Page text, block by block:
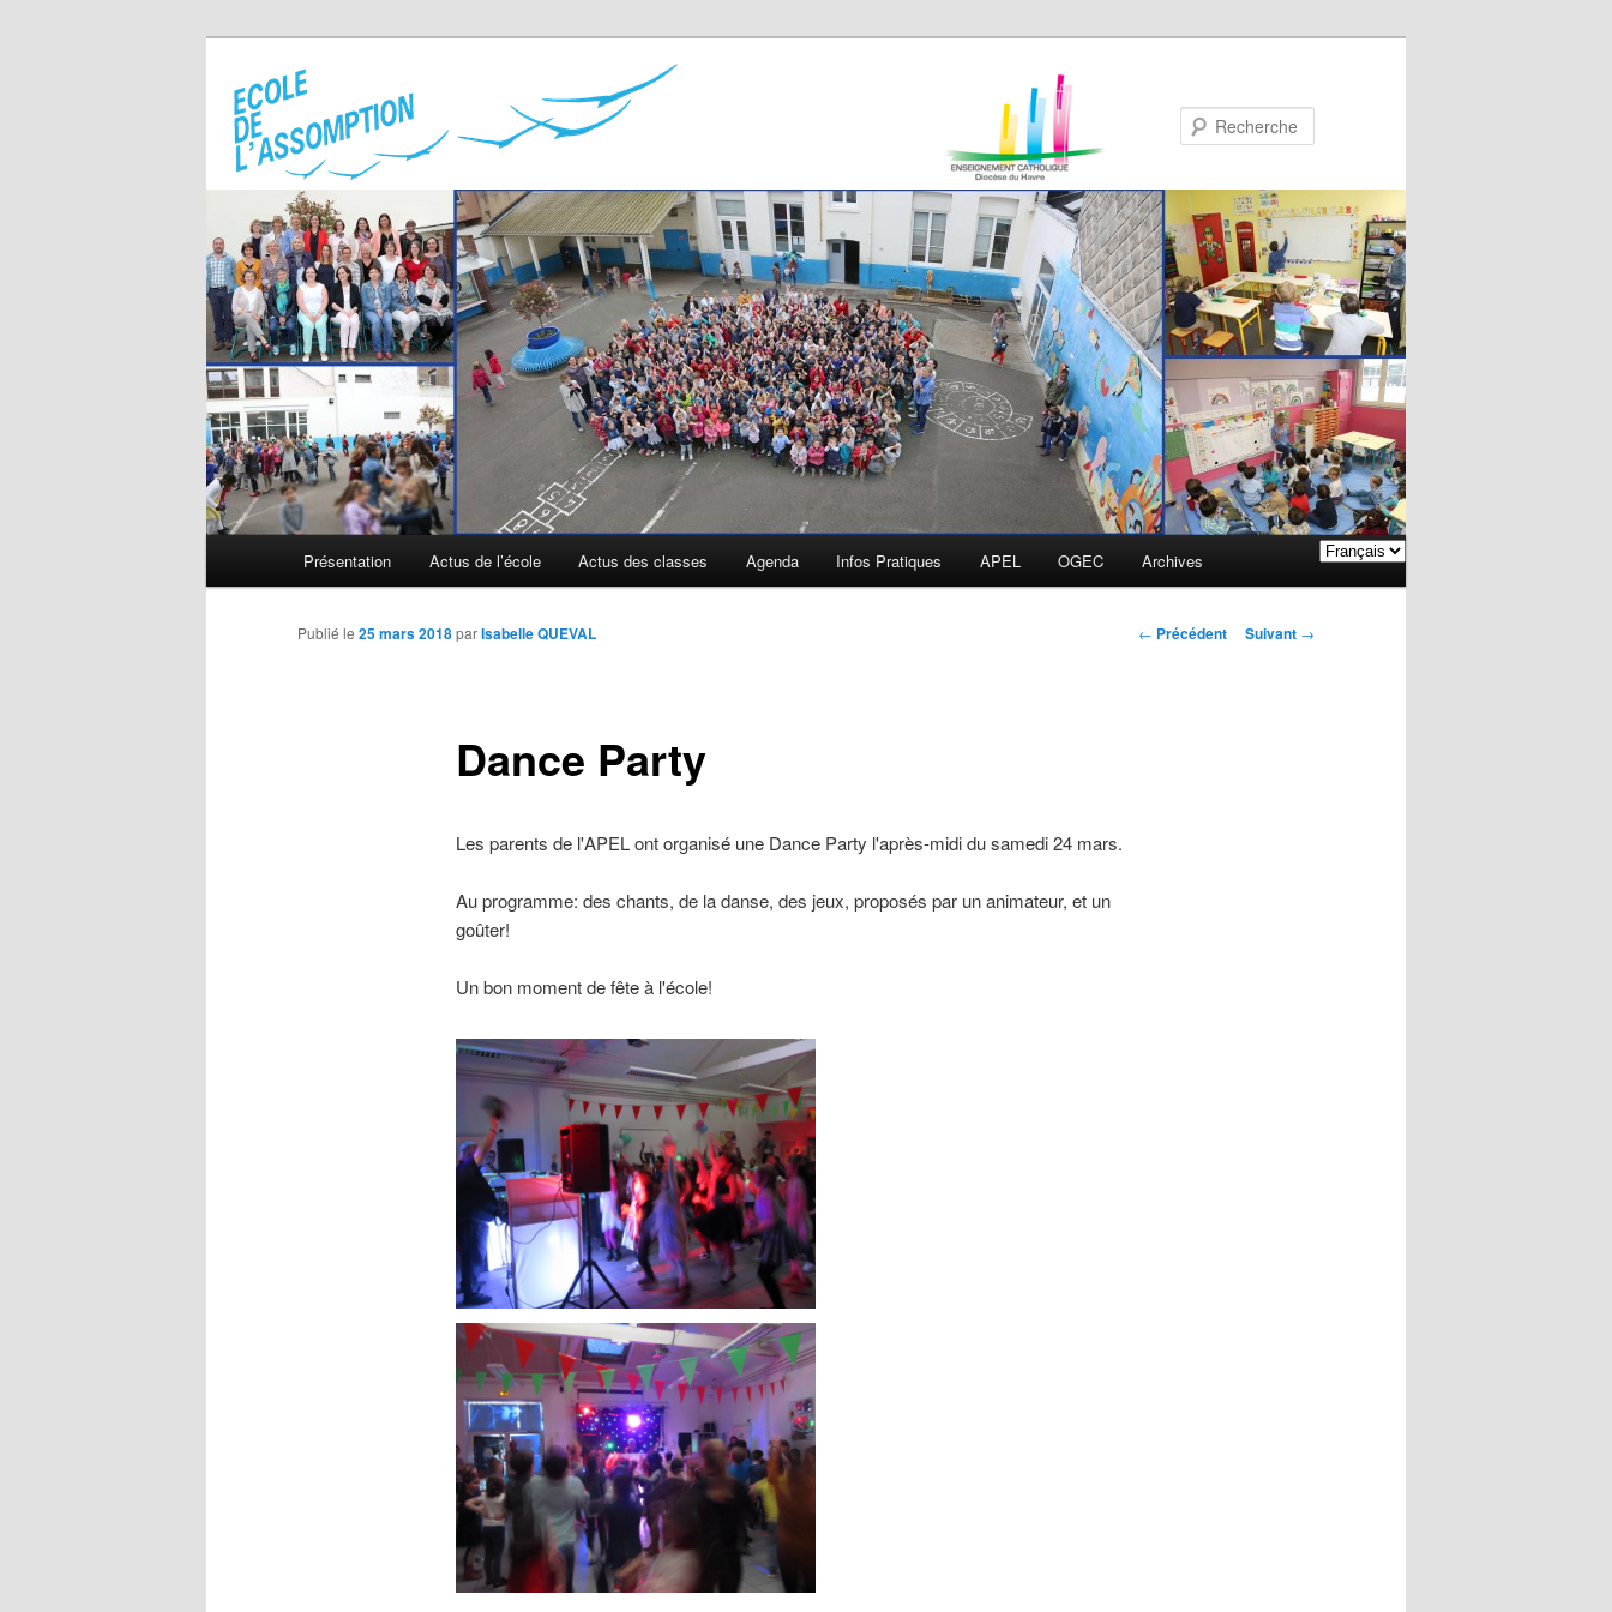
Aller au contenu principal
Aller au contenu secondaire
Présentation Actus de l’école Actus des classes Agenda Infos Pratiques APEL OGEC Archives
Navigation des
← Précédent Suivant →
Dance Party
Publié le 25 mars 2018parIsabelle QUEVAL
Les parents de l'APEL ont organisé une Dance Party l'après-midi du samedi 24 mars.
Au programme: des chants, de la danse, des jeux, proposés par un animateur, et un
goûter!
Un bon moment de fête à l'école!